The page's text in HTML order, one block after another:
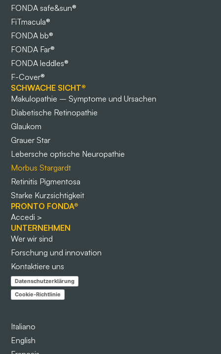
FONDA safe&sun®
FiTmacula®
FONDA bb®
FONDA Far®
FONDA leddles®
F-Cover®
SCHWACHE SICHT®
Makulopathie – Symptome und Ursachen
Diabetische Retinopathie
Glaukom
Grauer Star
Lebersche optische Neuropathie
Morbus Stargardt
Retinitis Pigmentosa
Starke Kurzsichtigkeit
PRONTO FONDA®
Accedi >
UNTERNEHMEN
Wer wir sind
Forschung und innovation
Kontaktiere uns
Datenschutzerklärung
Cookie-Richtlinie
Italiano
English